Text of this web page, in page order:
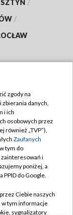
/
/
zgody na
danych,
i ich
osobowych przez
również „TVP”),
Zaufanych
tym do
i
poniżej, a
PPID do Google.
Ciebie naszych
w tym informacje
sygnalizatory